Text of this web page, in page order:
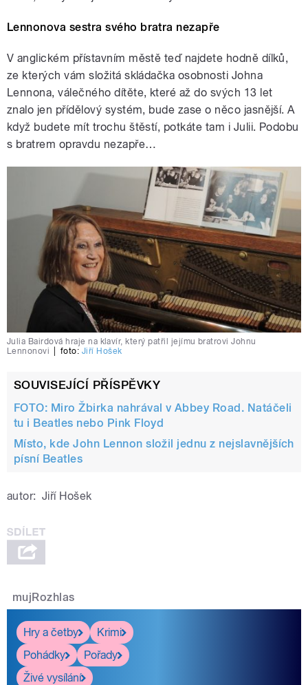
Lennonova sestra svého bratra nezapře
V anglickém přístavním městě teď najdete hodně dílků,
ze kterých vám složitá skládačka osobnosti Johna
Lennona, válečného dítěte, které až do svých 13 let
znalo jen přídělový systém, bude zase o něco jasnější. A
když budete mít trochu štěstí, potkáte tam i Julii. Podobu
s bratrem opravdu nezapře…
Julia Bairdová hraje na klavír, který patřil jejímu bratrovi Johnu
Lennonovi
foto: Jiří Hošek
SOUVISEJÍCÍ PŘÍSPĚVKY
FOTO: Miro Žbirka nahrával v Abbey Road. Natáčeli
tu i Beatles nebo Pink Floyd
Místo, kde John Lennon složil jednu z nejslavnějších
písní Beatles
autor: Jiří Hošek
mujRozhlas
Hry a četby
Krimi
Pohádky
Pořady
Živé vysílání